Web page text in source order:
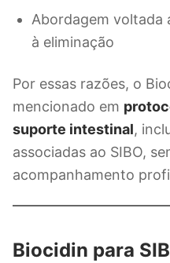
Abordagem voltada
à eliminação
Por essas razões, o
mencionado em
suporte intestinal,
associadas ao SIBO,
acompanhamento
Biocidin para